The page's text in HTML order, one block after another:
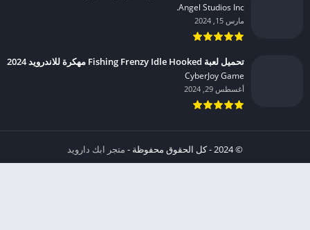
Angel Studios Inc.‏
مارس 15, 2024
تحميل لعبة Fishing Frenzy Idle Hooked مهكرة للاندرويد 2024
CyberJoy Game‏
أغسطس 29, 2024
© 2024 - كل الحقوق محفوظة -
متجر ابك دارويد